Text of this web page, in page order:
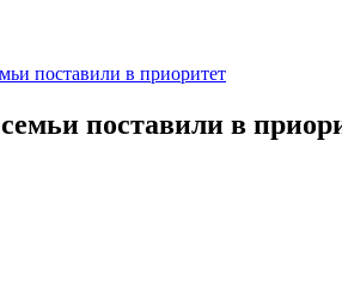
поставили в приоритет
поставили в